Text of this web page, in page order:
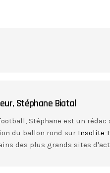
Stéphane Biatal
Stéphane est un
du ballon rond sur Insolite-
des plus grands sites